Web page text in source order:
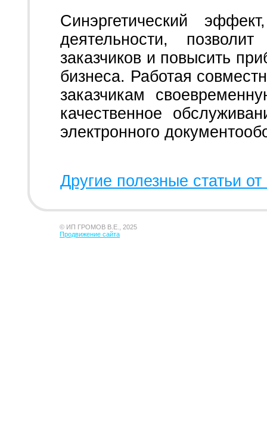
Синэргетический
деятельности,
заказчиков и повысить
бизнеса. Работая
заказчикам
качественное
электронного
Другие полезные статьи
© ИП ГРОМОВ В.Е., 2025
Продвижение сайта